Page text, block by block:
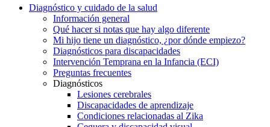
Diagnóstico y cuidado de la salud
Información general
Qué hacer si notas que hay algo diferente
Mi hijo tiene un diagnóstico, ¿por dónde empiezo?
Diagnósticos para discapacidades
Intervención Temprana en la Infancia (ECI)
Preguntas frecuentes
Diagnósticos
Lesiones cerebrales
Discapacidades de aprendizaje
Condiciones relacionadas al Zika